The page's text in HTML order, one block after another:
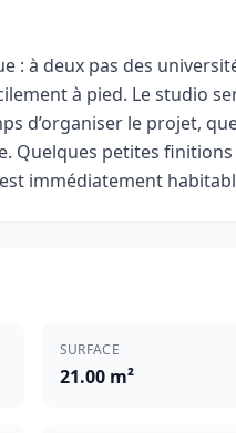
: à deux pas des
à pied. Le studio
d’organiser le projet,
Quelques petites
immédiatement
SURFACE
21.00 m²